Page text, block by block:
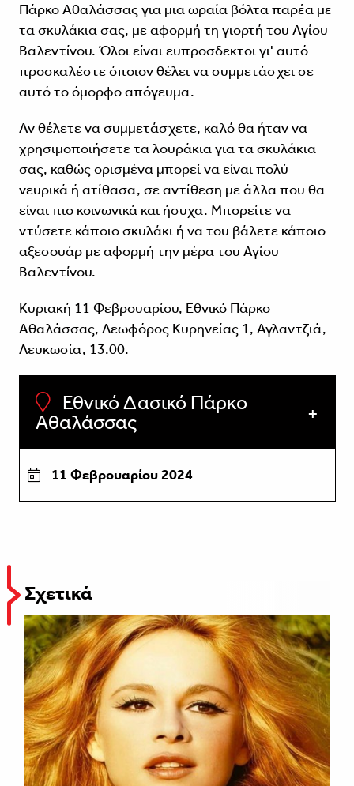
Πάρκο Αθαλάσσας για μια ωραία βόλτα παρέα με
τα σκυλάκια σας, με αφορμή τη γιορτή του Αγίου
Βαλεντίνου. Όλοι είναι ευπροσδεκτοι γι' αυτό
προσκαλέστε όποιον θέλει να συμμετάσχει σε
αυτό το όμορφο απόγευμα.
Αν θέλετε να συμμετάσχετε, καλό θα ήταν να
χρησιμοποιήσετε τα λουράκια για τα σκυλάκια
σας, καθώς ορισμένα μπορεί να είναι πολύ
νευρικά ή ατίθασα, σε αντίθεση με άλλα που θα
είναι πιο κοινωνικά και ήσυχα. Μπορείτε να
ντύσετε κάποιο σκυλάκι ή να του βάλετε κάποιο
αξεσουάρ με αφορμή την μέρα του Αγίου
Βαλεντίνου.
Κυριακή 11 Φεβρουαρίου, Εθνικό Πάρκο
Αθαλάσσας, Λεωφόρος Κυρηνείας 1, Αγλαντζιά,
Λευκωσία, 13.00.
Εθνικό Δασικό Πάρκο
Αθαλάσσας
11 Φεβρουαρίου 2024
Σχετικά